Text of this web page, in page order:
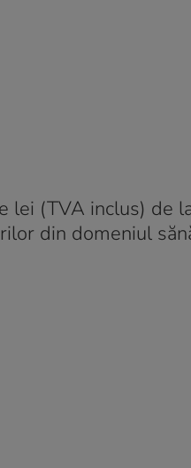
lei (TVA inclus) de
din domeniul